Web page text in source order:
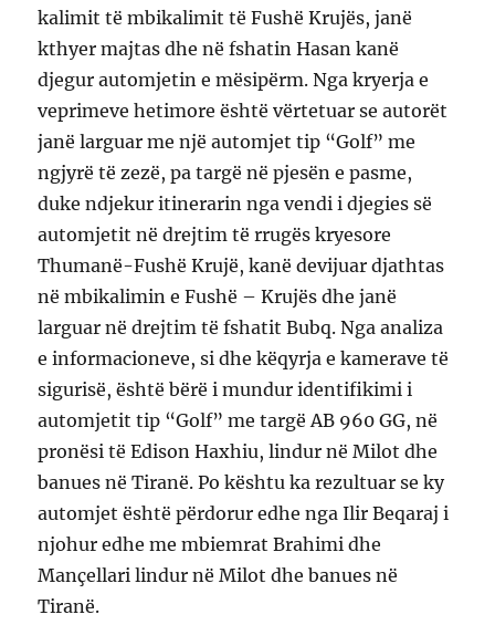
kalimit të mbikalimit të Fushë Krujës, janë
kthyer majtas dhe në fshatin Hasan kanë
djegur automjetin e mësipërm. Nga kryerja e
veprimeve hetimore është vërtetuar se autorët
janë larguar me një automjet tip “Golf” me
ngjyrë të zezë, pa targë në pjesën e pasme,
duke ndjekur itinerarin nga vendi i djegies së
automjetit në drejtim të rrugës kryesore
Thumanë-Fushë Krujë, kanë devijuar djathtas
në mbikalimin e Fushë – Krujës dhe janë
larguar në drejtim të fshatit Bubq. Nga analiza
e informacioneve, si dhe këqyrja e kamerave të
sigurisë, është bërë i mundur identifikimi i
automjetit tip “Golf” me targë AB 960 GG, në
pronësi të Edison Haxhiu, lindur në Milot dhe
banues në Tiranë. Po kështu ka rezultuar se ky
automjet është përdorur edhe nga Ilir Beqaraj i
njohur edhe me mbiemrat Brahimi dhe
Mançellari lindur në Milot dhe banues në
Tiranë.